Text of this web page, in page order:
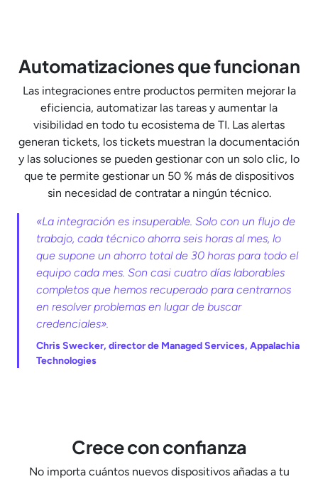
Automatizaciones que funcionan
Las integraciones entre productos permiten mejorar la
eficiencia, automatizar las tareas y aumentar la
visibilidad en todo tu ecosistema de TI. Las alertas
generan tickets, los tickets muestran la documentación
y las soluciones se pueden gestionar con un solo clic, lo
que te permite gestionar un 50 % más de dispositivos
sin necesidad de contratar a ningún técnico.
«La integración es insuperable. Solo con un flujo de
trabajo, cada técnico ahorra seis horas al mes, lo
que supone un ahorro total de 30 horas para todo el
equipo cada mes. Son casi cuatro días laborables
completos que hemos recuperado para centrarnos
en resolver problemas en lugar de buscar
credenciales».
Chris Swecker, director de Managed Services, Appalachia
Technologies
Crece con confianza
No importa cuántos nuevos dispositivos añadas a tu